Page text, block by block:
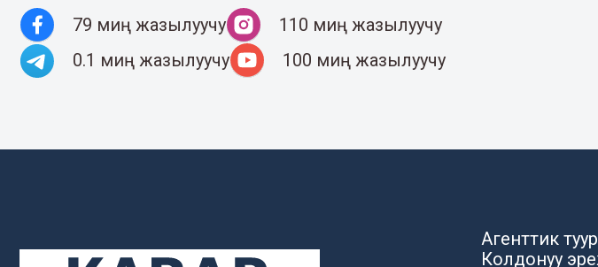
79 миң жазылуучу
110 миң жазылуучу
0.1 миң жазылуучу
100 миң жазылуучу
Агенттик
Колдонуу